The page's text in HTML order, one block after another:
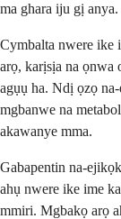
ma ghara iju gị anya.
Cymbalta nwere ike
arọ, karịsịa na ọnwa
agụụ ha. Ndị ọzọ
mgbanwe na
akawanye mma.
Gabapentin na-
ahụ nwere ike ime
mmiri. Mgbakọ arọ